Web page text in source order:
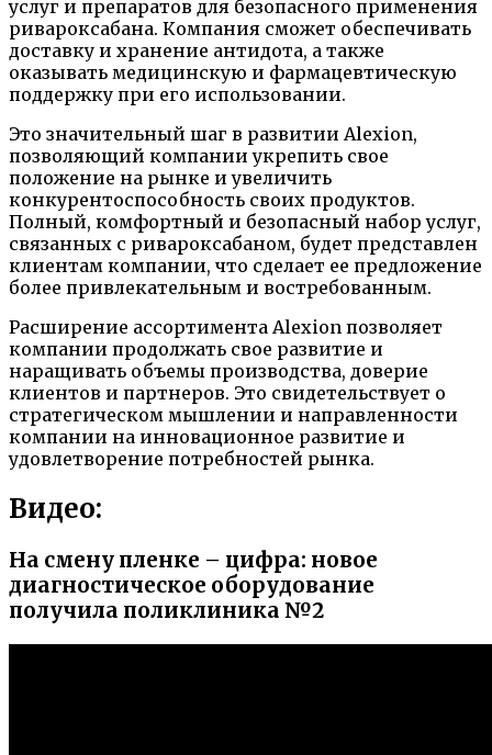
услуг и препаратов для безопасного применения
ривароксабана. Компания сможет обеспечивать
доставку и хранение антидота, а также
оказывать медицинскую и фармацевтическую
поддержку при его использовании.
Это значительный шаг в развитии Alexion,
позволяющий компании укрепить свое
положение на рынке и увеличить
конкурентоспособность своих продуктов.
Полный, комфортный и безопасный набор услуг,
связанных с ривароксабаном, будет представлен
клиентам компании, что сделает ее предложение
более привлекательным и востребованным.
Расширение ассортимента Alexion позволяет
компании продолжать свое развитие и
наращивать объемы производства, доверие
клиентов и партнеров. Это свидетельствует о
стратегическом мышлении и направленности
компании на инновационное развитие и
удовлетворение потребностей рынка.
Видео:
На смену пленке – цифра: новое
диагностическое оборудование
получила поликлиника №2